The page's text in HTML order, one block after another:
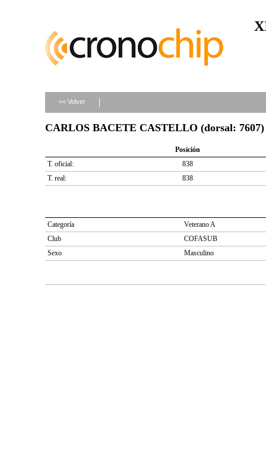
<< Volver
CARLOS BACETE CASTELLO (dorsal: 7607)
Posición
T. oficial:
838
T. real:
838
Categoría
Veterano A
Club
COFASUB
Sexo
Masculino